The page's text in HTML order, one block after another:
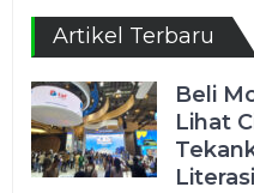
Artikel Terbaru
Beli
Lihat